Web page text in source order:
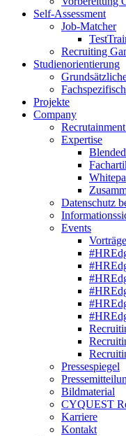
Self-Assessment
Job-Matcher
Recruiting
Studienorientierung
Projekte
Company
Expertise
Datenschutz
Events
Pressespiegel
Bildmaterial
CYQUEST
Karriere
Kontakt